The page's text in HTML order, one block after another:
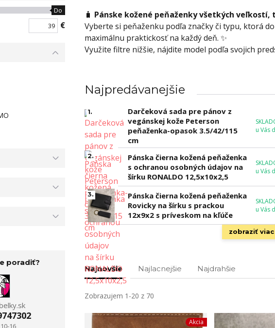
🧳 Pánske kožené peňaženky všetkých veľkostí,
Vyberte si peňaženku podľa značky či typu, ktorá
maximálnu praktickosť na každý deň. ✨
Využite filtre nižšie, nájdite model podľa svojich
Najpredávanejšie
1.
Darčeková sada pre pánov z
vegánskej kože Peterson
peňaženka-opasok 3.5/42/115
cm
u Vás
2.
Pánska čierna kožená peňaženka
s ochranou osobných údajov na
šírku RONALDO 12,5x10x2,5
u Vás
3.
Pánska čierna kožená peňaženka
Rovicky na šírku s prackou
12x9x2 s príveskom na kľúče
u Vás
zobraziť
Najnovšie Najlacnejšie Najdrahšie
Zobrazujem 1-20 z 70
Akcia
Do
€
poradiť?
16